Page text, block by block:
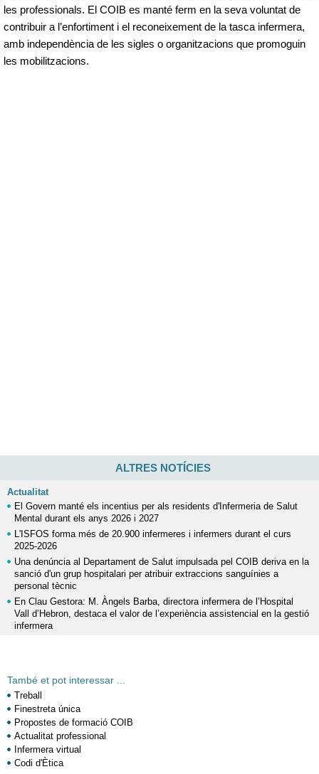
les professionals. El COIB es manté ferm en la seva voluntat de
contribuir a l’enfortiment i el reconeixement de la tasca infermera,
amb independència de les sigles o organitzacions que promoguin
les mobilitzacions.
ALTRES NOTÍCIES
Actualitat
El Govern manté els incentius per als residents d'Infermeria de Salut
Mental durant els anys 2026 i 2027
L'ISFOS forma més de 20.900 infermeres i infermers durant el curs
2025-2026
Una denúncia al Departament de Salut impulsada pel COIB deriva en la
sanció d'un grup hospitalari per atribuir extraccions sanguínies a
personal tècnic
En Clau Gestora: M. Àngels Barba, directora infermera de l’Hospital
Vall d’Hebron, destaca el valor de l’experiència assistencial en la gestió
infermera
També et pot interessar ...
Treball
Finestreta única
Propostes de formació COIB
Actualitat professional
Infermera virtual
Codi d'Ètica